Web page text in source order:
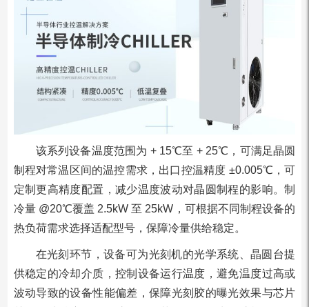
该系列设备温度范围为 + 15℃至 + 25℃，可满足晶圆
制程对常温区间的温控需求，出口控温精度 ±0.005℃，可
定制更高精度配置，减少温度波动对晶圆制程的影响。制
冷量 @20℃覆盖 2.5kW 至 25kW，可根据不同制程设备的
热负荷需求选择适配型号，保障冷量供给稳定。
在光刻环节，设备可为光刻机的光学系统、晶圆台提
供稳定的冷却介质，控制设备运行温度，避免温度过高或
波动导致的设备性能偏差，保障光刻胶的曝光效果与芯片